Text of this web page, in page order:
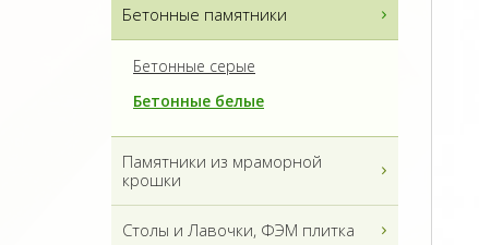
Бетонные памятники
Бетонные серые
Бетонные белые
Памятники из мраморной
крошки
Столы и Лавочки, ФЭМ плитка